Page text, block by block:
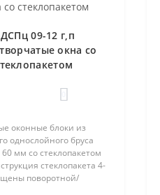
09-12 г,п
окна со
оконные блоки из
однослойного бруса
мм со стеклопакетом
стеклопакета 4-
поворотной/